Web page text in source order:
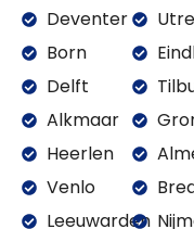
Deventer
Born
Delft
Alkmaar
Heerlen
Venlo
Leeuwarden